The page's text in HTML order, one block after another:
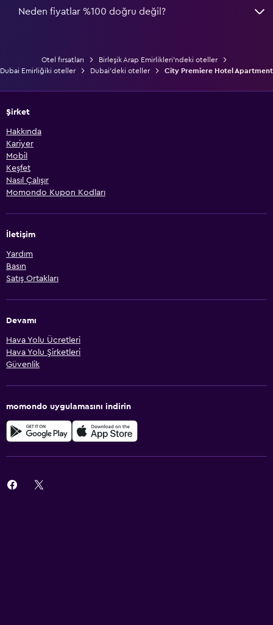
Neden fiyatlar %100 doğru değil?
Otel fırsatları
Birleşik Arap Emirlikleri'ndeki oteller
Dubai Emirliğiki oteller
Dubai'deki oteller City Premiere Hotel Apartment
Şirket
Hakkında
Kariyer
Mobil
Keşfet
Nasıl Çalışır
Momondo Kupon Kodları
İletişim
Yardım
Basın
Satış Ortakları
Devamı
Hava Yolu Ücretleri
Hava Yolu Şirketleri
Güvenlik
momondo uygulamasını indirin